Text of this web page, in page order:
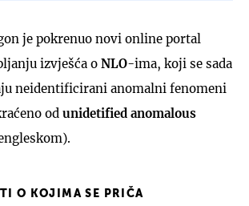
je pokrenuo novi online portal
izvješća o NLO-ima, koji se sada
neidentificirani anomalni fenomeni
od unidetified anomalous
O KOJIMA SE PRIČA